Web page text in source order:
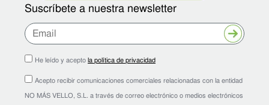
Suscríbete a nuestra newsletter
He leído y aceptola política de privacidad
Acepto recibir comunicaciones comerciales relacionadas con la entidad
NO MÁS VELLO, S.L. a través de correo electrónico o medios electrónicos
Enviar